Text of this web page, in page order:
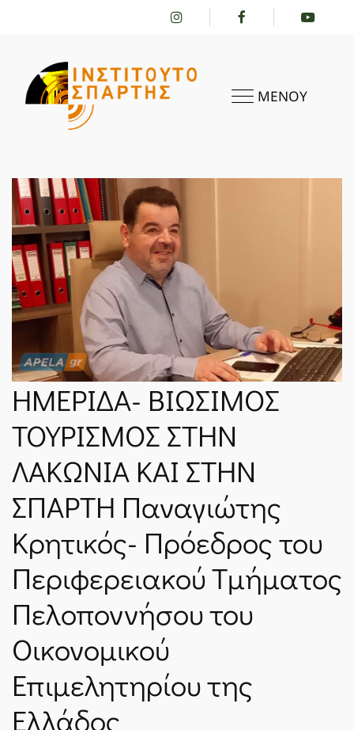
ΜΕΝΟΥ
ΑΡΧΙΚΗ
ΤΟ ΙΝΣΤΙΤΟΎΤΟ
ΔΡΑΣΤΗΡΙΌΤΗΤΕΣ
ΝΈΑ
SPARTANET
E-JOURNAL
ΗΜΕΡΙΔΑ- ΒΙΩΣΙΜΟΣ
ΤΟΥΡΙΣΜΟΣ ΣΤΗΝ
ΛΑΚΩΝΙΑ ΚΑΙ ΣΤΗΝ
ΣΠΑΡΤΗ Παναγιώτης
Κρητικός- Πρόεδρος του
Περιφερειακού Τμήματος
Πελοποννήσου του
Οικονομικού
Επιμελητηρίου της
Ελλάδος